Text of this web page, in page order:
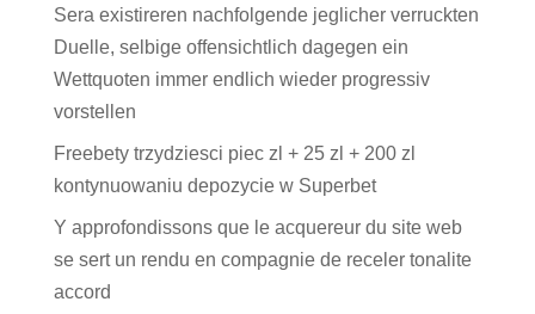
Sera existireren nachfolgende jeglicher verruckten
Duelle, selbige offensichtlich dagegen ein
Wettquoten immer endlich wieder progressiv
vorstellen
Freebety trzydziesci piec zl + 25 zl + 200 zl
kontynuowaniu depozycie w Superbet
Y approfondissons que le acquereur du site web
se sert un rendu en compagnie de receler tonalite
accord